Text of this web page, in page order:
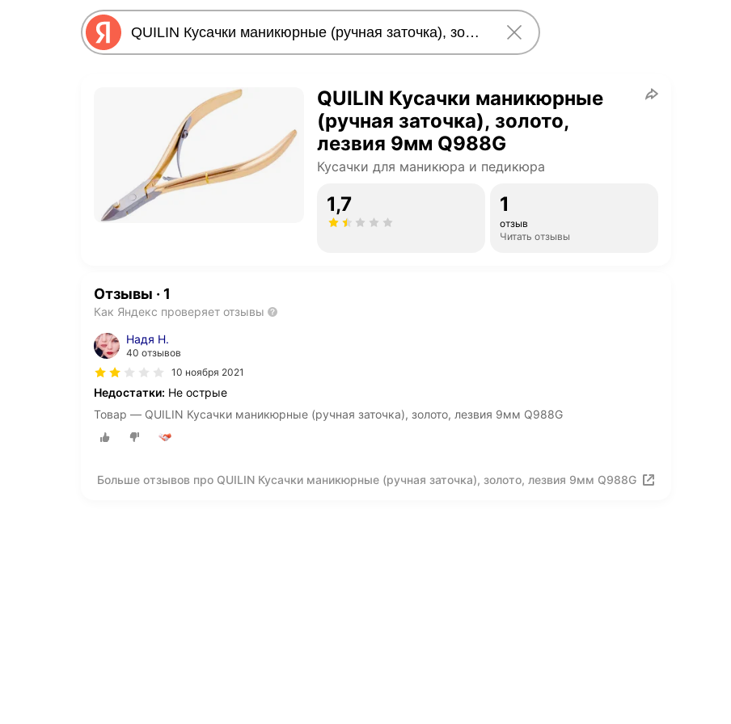
QUILIN Кусачки маникюрные
(ручная заточка), золото,
лезвия 9мм Q988G
Кусачки для маникюра и педикюра
1,7 1
отзыв
Читать отзывы
Отзывы · 1
Как Яндекс проверяет отзывы
Надя Н.
40 отзывов
10 ноября 2021
Недостатки: Не острые
Товар — QUILIN Кусачки маникюрные (ручная заточка), золото, лезвия 9мм Q988G
Больше отзывов про QUILIN Кусачки маникюрные (ручная заточка), золото, лезвия 9мм Q988G